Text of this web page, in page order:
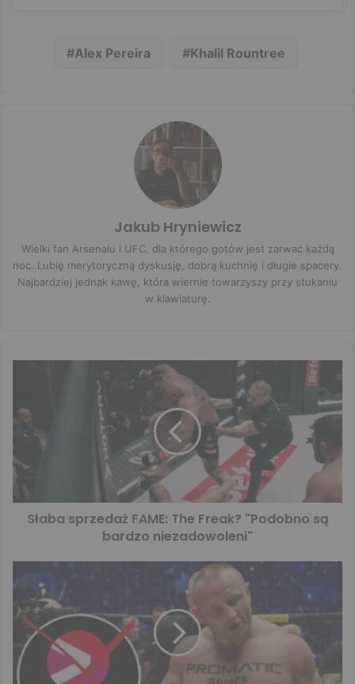
Alex Pereira Khalil Rountree
Jakub Hryniewicz
Wielki fan Arsenalu i UFC, dla którego gotów jest zarwać każdą
noc. Lubię merytoryczną dyskusję, dobrą kuchnię i długie spacery.
Najbardziej jednak kawę, która wiernie towarzyszy przy stukaniu
w klawiaturę.
Słaba sprzedaż FAME: The Freak? "Podobno są
bardzo niezadowoleni"